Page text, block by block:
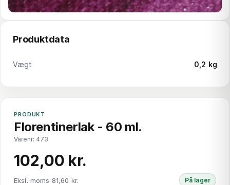
Produktdata
Vægt 0,2 kg
PRODUKT
Florentinerlak - 60 ml.
Varenr: 473
102,00 kr.
Eksl. moms 81,60 kr. På lager